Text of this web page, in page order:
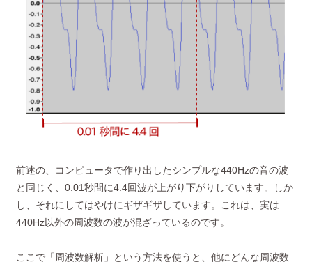
前述の、コンピュータで作り出したシンプルな440Hzの音の波
と同じく、0.01秒間に4.4回波が上がり下がりしています。しか
し、それにしてはやけにギザギザしています。これは、実は
440Hz以外の周波数の波が混ざっているのです。
ここで「周波数解析」という方法を使うと、他にどんな周波数